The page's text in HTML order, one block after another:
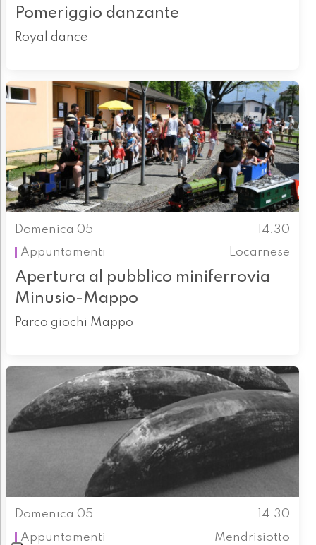
Pomeriggio danzante
Royal dance
Domenica 05
14.30
Appuntamenti
Locarnese
Apertura al pubblico miniferrovia
Minusio-Mappo
Parco giochi Mappo
Domenica 05
14.30
Appuntamenti
Mendrisiotto